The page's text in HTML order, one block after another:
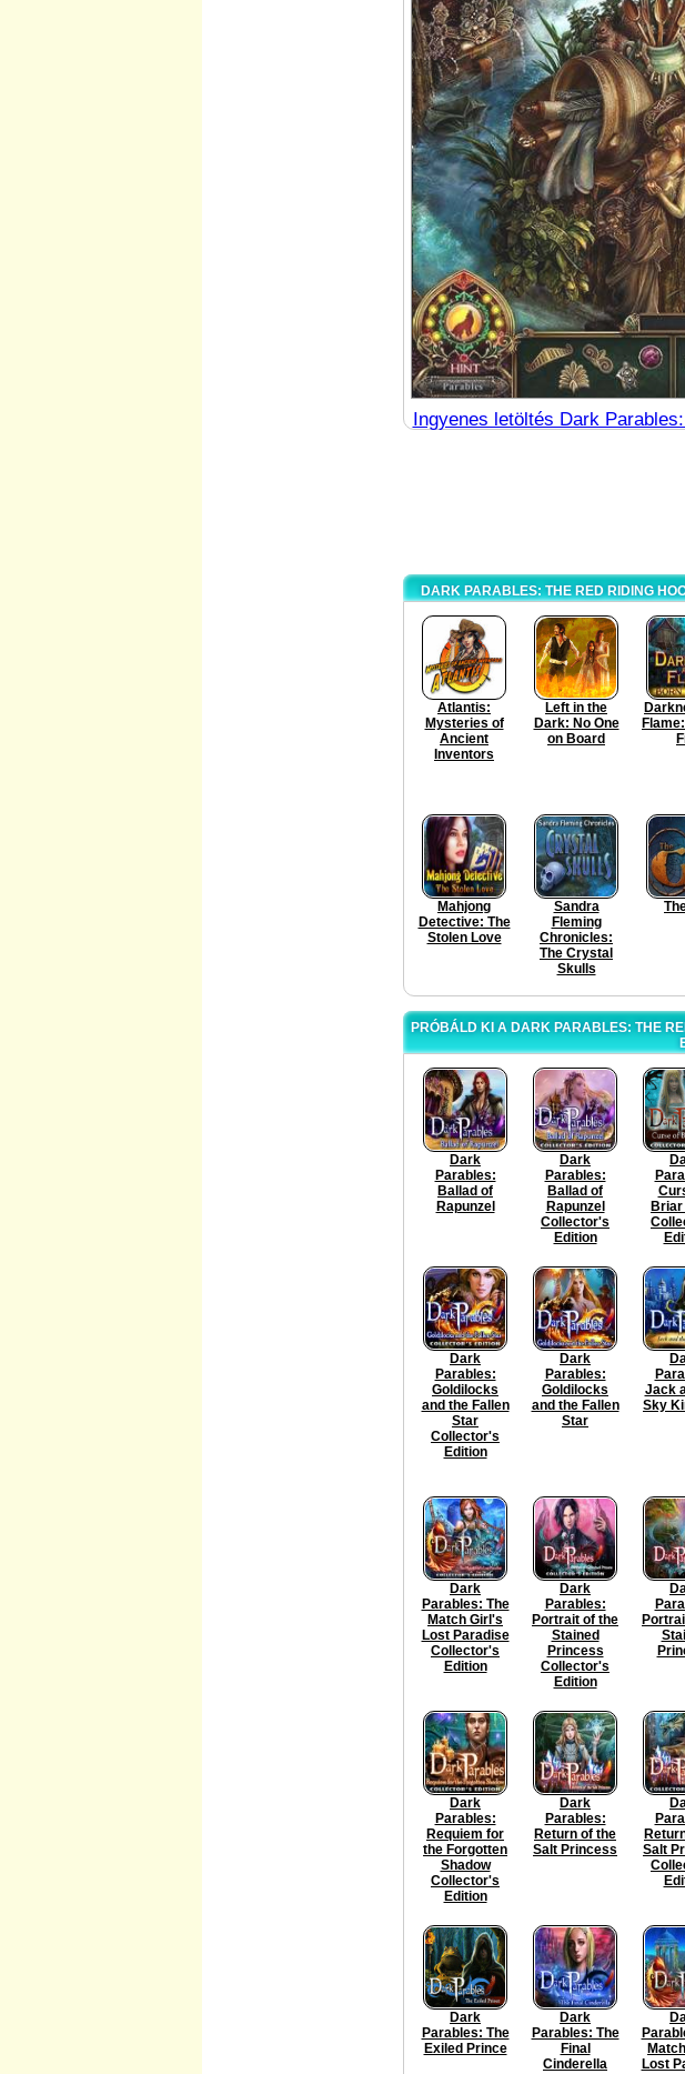
Ingyenes letöltés Dark
DARK PARABLES: THE RED RIDING
Atlantis:
Mysteries of
Ancient
Inventors
Left in the
Dark: No One
on Board
Mahjong
Detective: The
Stolen Love
Sandra
Fleming
Chronicles:
The Crystal
Skulls
PRÓBÁLD KI A DARK PARABLES: THE
Dark
Parables:
Ballad of
Rapunzel
Dark
Parables:
Ballad of
Rapunzel
Collector's
Edition
Briar
Dark
Parables:
Goldilocks
and the Fallen
Star
Collector's
Edition
Dark
Parables:
Goldilocks
and the Fallen
Star
Jack
Sky
Dark
Parables: The
Match Girl's
Lost Paradise
Collector's
Edition
Dark
Parables:
Portrait of the
Stained
Princess
Collector's
Edition
Dark
Parables:
Requiem for
the Forgotten
Shadow
Collector's
Edition
Dark
Parables:
Return of the
Salt Princess
Salt
Dark
Parables: The
Exiled Prince
Dark
Parables: The
Final
Cinderella
Lost